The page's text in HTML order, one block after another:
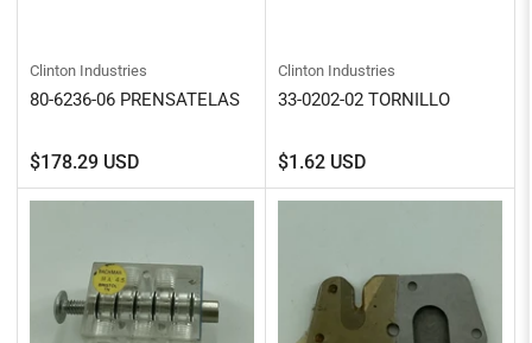
Clinton Industries
80-6236-06 PRENSATELAS
Precio
regular
$178.29 USD
Clinton Industries
33-0202-02 TORNILLO
Precio
regular
$1.62 USD